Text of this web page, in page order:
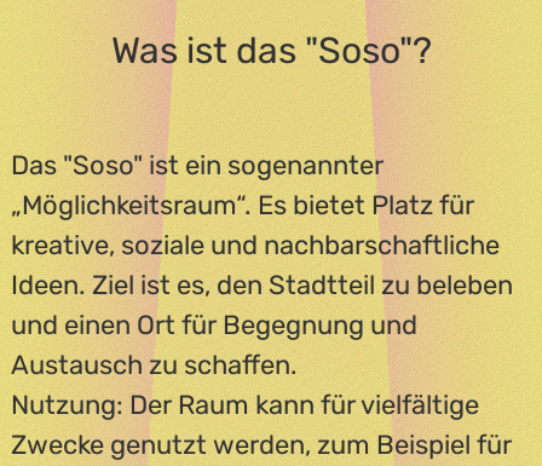
Was ist das "Soso"?
Das "Soso" ist ein sogenannter
„Möglichkeitsraum“. Es bietet Platz für
kreative, soziale und nachbarschaftliche
Ideen. Ziel ist es, den Stadtteil zu beleben
und einen Ort für Begegnung und
Austausch zu schaffen.
Nutzung: Der Raum kann für vielfältige
Zwecke genutzt werden, zum Beispiel für